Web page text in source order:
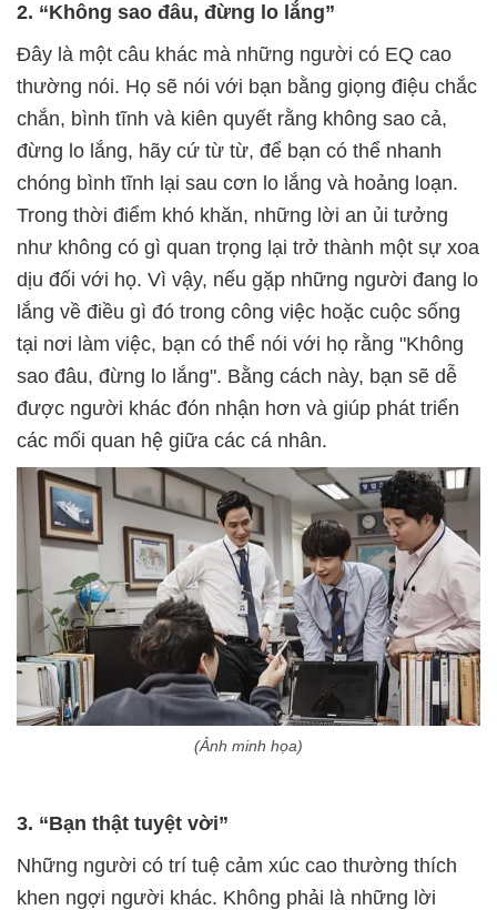
2. “Không sao đâu, đừng lo lắng”
Đây là một câu khác mà những người có EQ cao
thường nói. Họ sẽ nói với bạn bằng giọng điệu chắc
chắn, bình tĩnh và kiên quyết rằng không sao cả,
đừng lo lắng, hãy cứ từ từ, để bạn có thể nhanh
chóng bình tĩnh lại sau cơn lo lắng và hoảng loạn.
Trong thời điểm khó khăn, những lời an ủi tưởng
như không có gì quan trọng lại trở thành một sự xoa
dịu đối với họ. Vì vậy, nếu gặp những người đang lo
lắng về điều gì đó trong công việc hoặc cuộc sống
tại nơi làm việc, bạn có thể nói với họ rằng "Không
sao đâu, đừng lo lắng". Bằng cách này, bạn sẽ dễ
được người khác đón nhận hơn và giúp phát triển
các mối quan hệ giữa các cá nhân.
(Ảnh minh họa)
3. “Bạn thật tuyệt vời”
Những người có trí tuệ cảm xúc cao thường thích
khen ngợi người khác. Không phải là những lời